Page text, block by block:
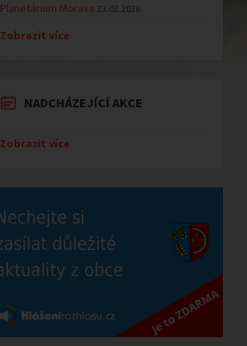
Planetárium Morava 23.02.2026
Zobrazit více
NADCHÁZEJÍCÍ AKCE
Zobrazit více